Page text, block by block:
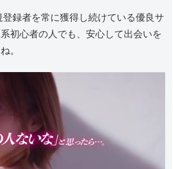
録者を常に獲得し続けている優良サ
初心者の人でも、安心して出会いを
。